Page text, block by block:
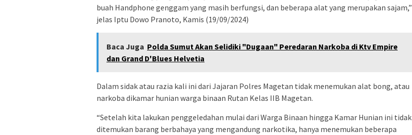
buah Handphone genggam yang masih berfungsi, dan beberapa alat yang merupakan sajam,”
jelas Iptu Dowo Pranoto, Kamis (19/09/2024)
Baca Juga Polda Sumut Akan Selidiki "Dugaan" Peredaran Narkoba di Ktv Empire
dan Grand D'Blues Helvetia
Dalam sidak atau razia kali ini dari Jajaran Polres Magetan tidak menemukan alat bong, atau
narkoba dikamar hunian warga binaan Rutan Kelas IIB Magetan.
“Setelah kita lakukan penggeledahan mulai dari Warga Binaan hingga Kamar Hunian ini tidak
ditemukan barang berbahaya yang mengandung narkotika, hanya menemukan beberapa